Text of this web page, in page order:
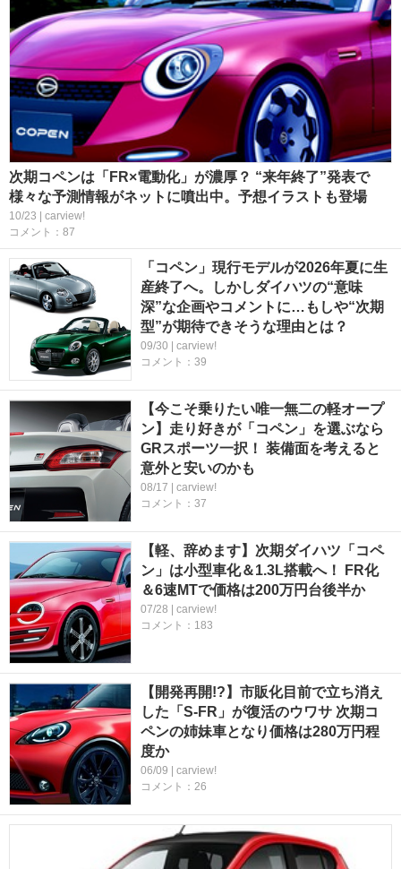
次期コペンは「FR×電動化」が濃厚？ “来年終了”発表で
様々な予測情報がネットに噴出中。予想イラストも登場
10/23 | carview!
コメント：87
「コペン」現行モデルが2026年夏に生
産終了へ。しかしダイハツの“意味
深”な企画やコメントに…もしや“次期
型”が期待できそうな理由とは？
09/30 | carview!
コメント：39
【今こそ乗りたい唯一無二の軽オープ
ン】走り好きが「コペン」を選ぶなら
GRスポーツ一択！ 装備面を考えると
意外と安いのかも
08/17 | carview!
コメント：37
【軽、辞めます】次期ダイハツ「コペ
ン」は小型車化＆1.3L搭載へ！ FR化
＆6速MTで価格は200万円台後半か
07/28 | carview!
コメント：183
【開発再開!?】市販化目前で立ち消え
した「S-FR」が復活のウワサ 次期コ
ペンの姉妹車となり価格は280万円程
度か
06/09 | carview!
コメント：26